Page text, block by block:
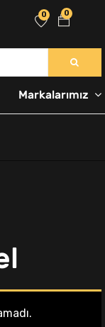
0
0
Markalarımız